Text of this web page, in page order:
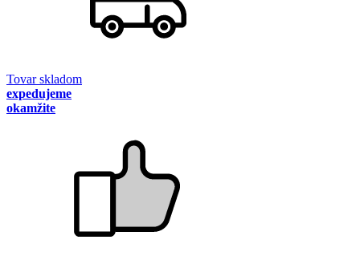
Tovar skladom
expedujeme
okamžite